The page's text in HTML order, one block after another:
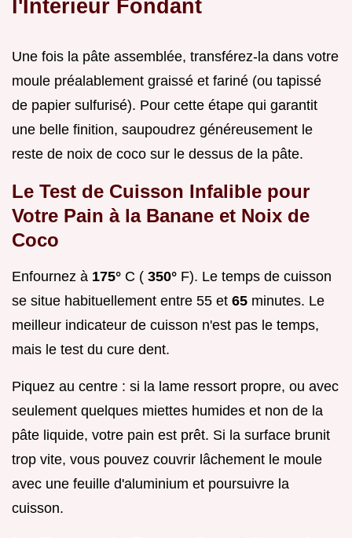
l'Intérieur Fondant
Une fois la pâte assemblée, transférez-la dans votre
moule préalablement graissé et fariné (ou tapissé
de papier sulfurisé). Pour cette étape qui garantit
une belle finition, saupoudrez généreusement le
reste de noix de coco sur le dessus de la pâte.
Le Test de Cuisson Infalible pour
Votre Pain à la Banane et Noix de
Coco
Enfournez à 175° C ( 350° F). Le temps de cuisson
se situe habituellement entre 55 et 65 minutes. Le
meilleur indicateur de cuisson n'est pas le temps,
mais le test du cure dent.
Piquez au centre : si la lame ressort propre, ou avec
seulement quelques miettes humides et non de la
pâte liquide, votre pain est prêt. Si la surface brunit
trop vite, vous pouvez couvrir lâchement le moule
avec une feuille d'aluminium et poursuivre la
cuisson.